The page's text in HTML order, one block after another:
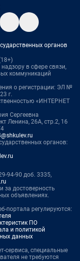
органов
в сфере связи,
коммуникаций
о регистрации: ЭЛ №
г.
«ИНТЕРНЕТ
Сергеевна
Ленина, 26А, стр.2, 16
органов:
94-90 доб. 3335,
за достоверность
объявлениях.
портала регулируются:
ПО
и политикой
данных
сервиса, специальные
не требуются